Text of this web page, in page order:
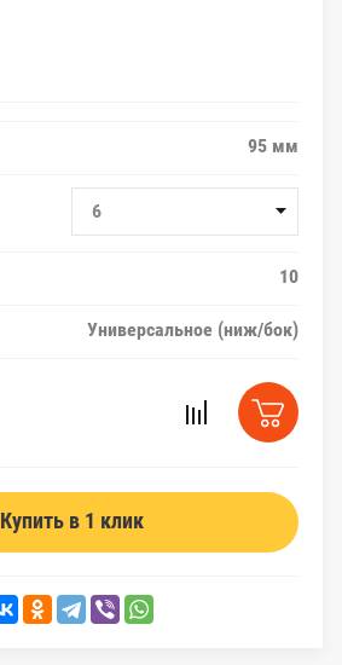
95 мм
6
10
Универсальное (ниж/бок)
Купить в 1 клик